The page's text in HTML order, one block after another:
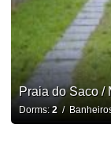
Praia do Saco /
Dorms: 2/